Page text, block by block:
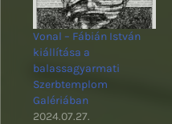
Vonal – Fábián István
kiállítása a
balassagyarmati
Szerbtemplom
Galériában
2024.07.27.